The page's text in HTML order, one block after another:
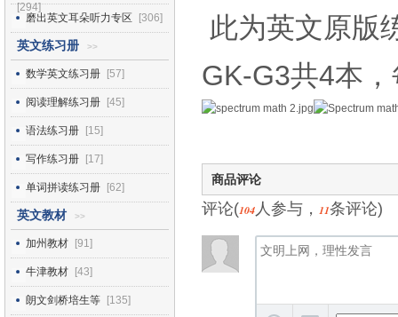
[294]
磨出英文耳朵听力专区
[306]
英文练习册 >>
数学英文练习册 [57]
阅读理解练习册 [45]
语法练习册 [15]
写作练习册 [17]
单词拼读练习册 [62]
英文教材 >>
加州教材 [91]
牛津教材 [43]
朗文剑桥培生等 [135]
此为英文原版
GK-G3共4本
商品评论
评论(104人参与， 11条评论)